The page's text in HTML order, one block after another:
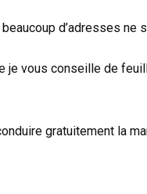
d’adresses
vous conseille de
gratuitement la